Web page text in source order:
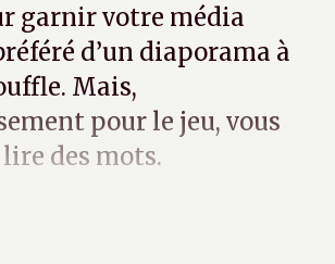
garnir votre média
d’un diaporama à
Mais,
pour le jeu, vous
des mots.